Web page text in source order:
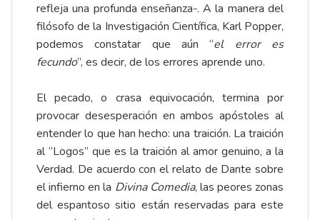
refleja una profunda enseñanza-. A la manera del
filósofo de la Investigación Científica, Karl Popper,
podemos constatar que aún “el error es
fecundo”, es decir, de los errores aprende uno.
El pecado, o crasa equivocación, termina por
provocar desesperación en ambos apóstoles al
entender lo que han hecho: una traición. La traición
al “Logos” que es la traición al amor genuino, a la
Verdad. De acuerdo con el relato de Dante sobre
el infierno en la Divina Comedia, las peores zonas
del espantoso sitio están reservadas para este